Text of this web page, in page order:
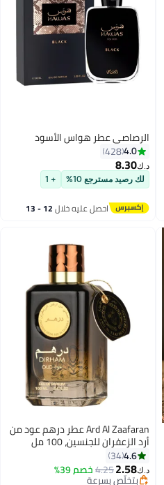
الرصاصي عطر هواس الأسود
4.0
428
د.ك‏8.30
لك رصيد مسترجع 10% + 1
احصل عليه خلال 12 - 13
اغسطس
Ard Al Zaafaran عطر درهم عود من
أرد الزعفران للجنسين، 100 مل
4.6
34
د.ك‏2.58
4.25خصم 39%
بتخلّص بسرعة